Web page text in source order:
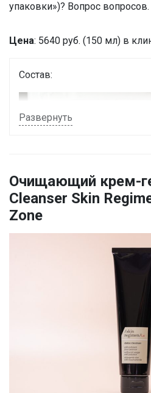
упаковки»)? Вопрос вопросов.
Цена: 5640 руб. (150 мл) в
Состав:
Развернуть
Очищающий крем-
Cleanser Skin
Zone